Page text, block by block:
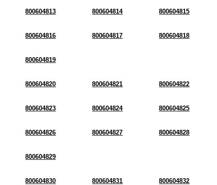
800604813 800604814 800604815
800604816 800604817 800604818
800604819
800604820 800604821 800604822
800604823 800604824 800604825
800604826 800604827 800604828
800604829
800604830 800604831 800604832